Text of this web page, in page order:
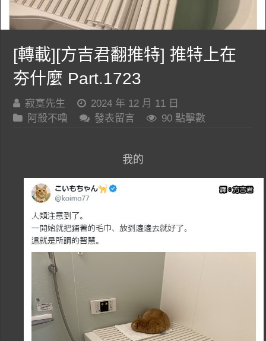
[轉載][方吉君翻推特] 推特上在
夯什麼 Part.1723
寂寞先生
2024 年 12 月 11 日
阿殺不嚕
發表留言 90 點擊數
我的